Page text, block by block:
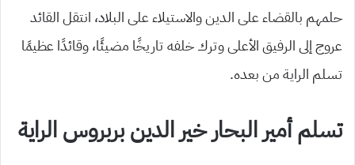
حلمهم بالقضاء على الدين والاستيلاء على البلاد، انتقل القائد
عروج إلى الرفيق الأعلى وترك خلفه تاريخًا مضيئًا، وقائدًا عظيمًا
تسلم الراية من بعده.
تسلم أمير البحار خير الدين بربروس الراية